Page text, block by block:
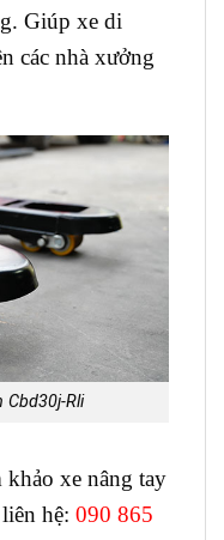
Giúp xe di
các nhà xưởng
Cbd30j-Rli
xe nâng tay
hệ: 090 865